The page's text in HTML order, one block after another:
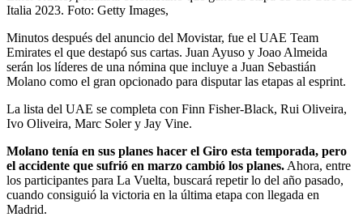
Italia 2023. Foto: Getty Images,
Minutos después del anuncio del Movistar, fue el UAE Team
Emirates el que destapó sus cartas. Juan Ayuso y Joao Almeida
serán los líderes de una nómina que incluye a Juan Sebastián
Molano como el gran opcionado para disputar las etapas al esprint.
La lista del UAE se completa con Finn Fisher-Black, Rui Oliveira,
Ivo Oliveira, Marc Soler y Jay Vine.
Molano tenía en sus planes hacer el Giro esta temporada, pero
el accidente que sufrió en marzo cambió los planes. Ahora, entre
los participantes para La Vuelta, buscará repetir lo del año pasado,
cuando consiguió la victoria en la última etapa con llegada en
Madrid.